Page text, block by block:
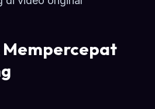
Mempercepat